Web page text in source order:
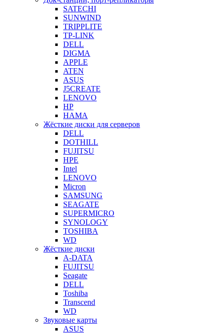
SATECHI
SUNWIND
TRIPPLITE
TP-LINK
DELL
DIGMA
APPLE
ATEN
ASUS
J5CREATE
LENOVO
HP
HAMA
Жёсткие диски для серверов
DELL
DOTHILL
FUJITSU
HPE
Intel
LENOVO
Micron
SAMSUNG
SEAGATE
SUPERMICRO
SYNOLOGY
TOSHIBA
WD
Жёсткие диски
A-DATA
FUJITSU
Seagate
DELL
Toshiba
Transcend
WD
Звуковые карты
ASUS